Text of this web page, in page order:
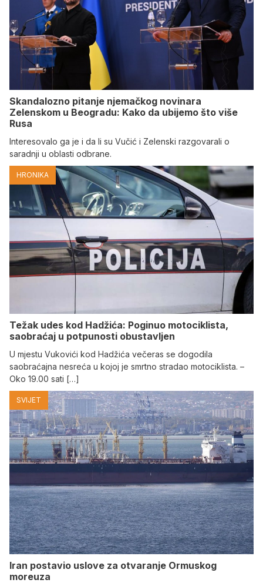
Skandalozno pitanje njemačkog novinara
Zelenskom u Beogradu: Kako da ubijemo što više
Rusa
Interesovalo ga je i da li su Vučić i Zelenski razgovarali o
saradnji u oblasti odbrane.
HRONIKA
Težak udes kod Hadžića: Poginuo motociklista,
saobraćaj u potpunosti obustavljen
U mjestu Vukovići kod Hadžića večeras se dogodila
saobraćajna nesreća u kojoj je smrtno stradao motociklista. –
Oko 19.00 sati […]
SVIJET
Iran postavio uslove za otvaranje Ormuskog
moreuza